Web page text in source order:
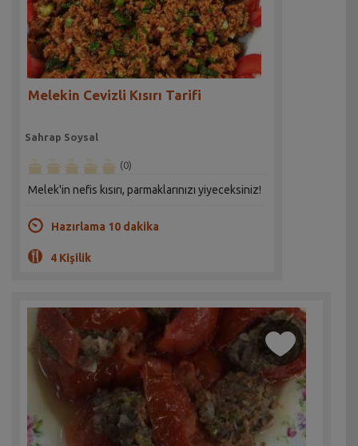
Melekin Cevizli Kısırı Tarifi
Sahrap Soysal
(0)
Melek'in nefis kısırı, parmaklarınızı yiyeceksiniz!
Hazırlama 10 dakika
4 Kişilik